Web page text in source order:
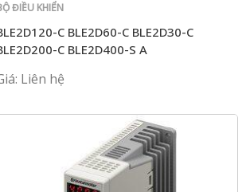
ĐIỀU KHIỂN
C BLE2D60-C BLE2D30-C
C BLE2D400-S A
Liên hệ